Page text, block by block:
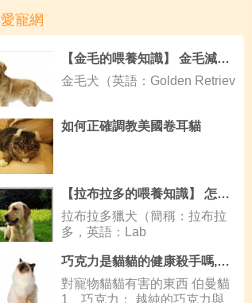
愛寵網
【金毛的喂養知識】 金毛減緩生長計劃詳解
金毛犬（英語：Golden Retriev
如何正確調教美國卷耳貓
【拉布拉多的喂養知識】 怎麼讓拉布拉多毛發變漂亮
拉布拉多獵犬（簡稱：拉布拉
多，英語：Lab
巧克力是貓貓的健康殺手嗎,對寵物貓貓有害的東西
對寵物貓貓有害的東西 伯曼貓
1、巧克力： 越純的巧克力與